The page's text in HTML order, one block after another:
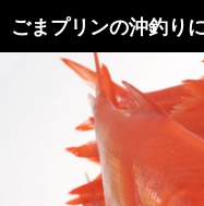
ごまプリンの沖釣り
索